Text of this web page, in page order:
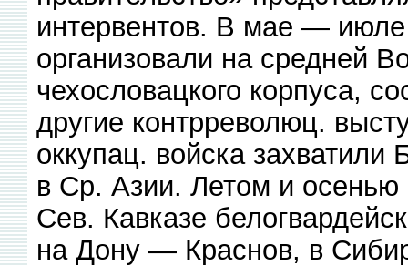
интервентов. В мае —
организовали на средней
чехословацкого корпуса,
другие контрреволюц.
оккупац. войска захватили
в Ср. Азии. Летом и осенью
Сев. Кавказе
на Дону — Краснов, в